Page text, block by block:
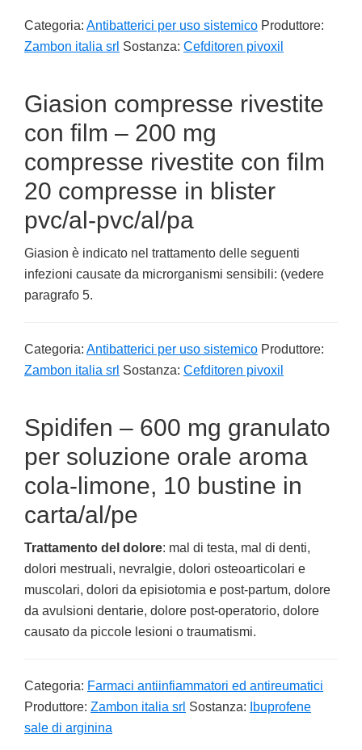
Categoria: Antibatterici per uso sistemico Produttore:
Zambon italia srl Sostanza: Cefditoren pivoxil
Giasion compresse rivestite
con film – 200 mg
compresse rivestite con film
20 compresse in blister
pvc/al-pvc/al/pa
Giasion è indicato nel trattamento delle seguenti
infezioni causate da microrganismi sensibili: (vedere
paragrafo 5.
Categoria: Antibatterici per uso sistemico Produttore:
Zambon italia srl Sostanza: Cefditoren pivoxil
Spidifen – 600 mg granulato
per soluzione orale aroma
cola-limone, 10 bustine in
carta/al/pe
Trattamento del dolore: mal di testa, mal di denti,
dolori mestruali, nevralgie, dolori osteoarticolari e
muscolari, dolori da episiotomia e post-partum, dolore
da avulsioni dentarie, dolore post-operatorio, dolore
causato da piccole lesioni o traumatismi.
Categoria: Farmaci antiinfiammatori ed antireumatici
Produttore: Zambon italia srl Sostanza:
Ibuprofene
sale di arginina